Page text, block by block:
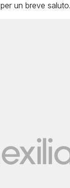
per un breve saluto.